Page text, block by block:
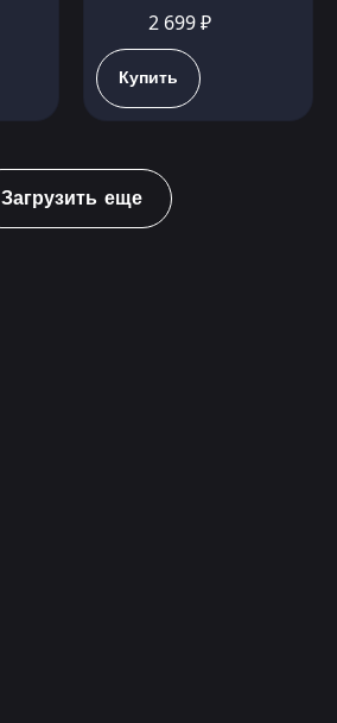
2 699 ₽
Купить
Загрузить еще